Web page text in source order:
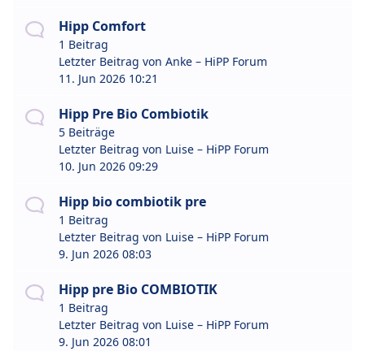
Hipp Comfort
1 Beitrag
Letzter Beitrag von Anke – HiPP Forum
11. Jun 2026 10:21
Hipp Pre Bio Combiotik
5 Beiträge
Letzter Beitrag von Luise – HiPP Forum
10. Jun 2026 09:29
Hipp bio combiotik pre
1 Beitrag
Letzter Beitrag von Luise – HiPP Forum
9. Jun 2026 08:03
Hipp pre Bio COMBIOTIK
1 Beitrag
Letzter Beitrag von Luise – HiPP Forum
9. Jun 2026 08:01